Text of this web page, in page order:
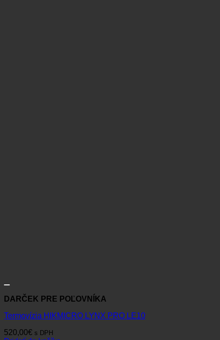
DARČEK PRE POĽOVNÍKA
Termovízia HIKMICRO LYNX PRO LE10
520,00€ s DPH